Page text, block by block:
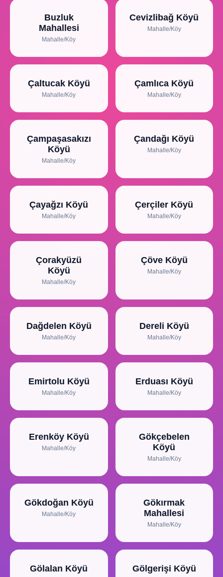
Buzluk
Mahallesi
Mahalle/Köy
Cevizlibağ Köyü
Mahalle/Köy
Çaltucak Köyü
Mahalle/Köy
Çamlıca Köyü
Mahalle/Köy
Çampaşasakızı
Köyü
Mahalle/Köy
Çandağı Köyü
Mahalle/Köy
Çayağzı Köyü
Mahalle/Köy
Çerçiler Köyü
Mahalle/Köy
Çorakyüzü
Köyü
Mahalle/Köy
Çöve Köyü
Mahalle/Köy
Dağdelen Köyü
Mahalle/Köy
Dereli Köyü
Mahalle/Köy
Emirtolu Köyü
Mahalle/Köy
Erduası Köyü
Mahalle/Köy
Erenköy Köyü
Mahalle/Köy
Gökçebelen
Köyü
Mahalle/Köy
Gökdoğan Köyü
Mahalle/Köy
Gökırmak
Mahallesi
Mahalle/Köy
Gölalan Köyü Gölgerişi Köyü